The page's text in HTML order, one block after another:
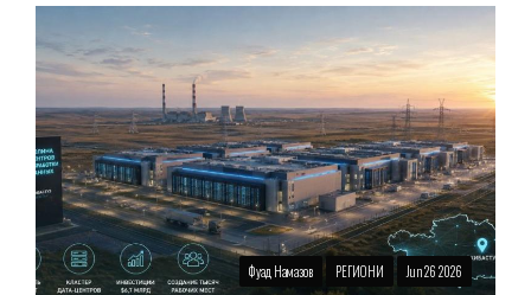
Фуад Намазов РЕГИОНИ Jun 26 2026